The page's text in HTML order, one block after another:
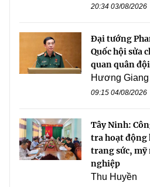
20:34 03/08/2026
Đại tướng
Quốc hội sửa
quan quân đội
Hương Giang
09:15 04/08/2026
Tây Ninh:
tra hoạt động
trang sức, mỹ
nghiệp
Thu Huyền